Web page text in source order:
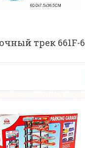
трек 661F-6